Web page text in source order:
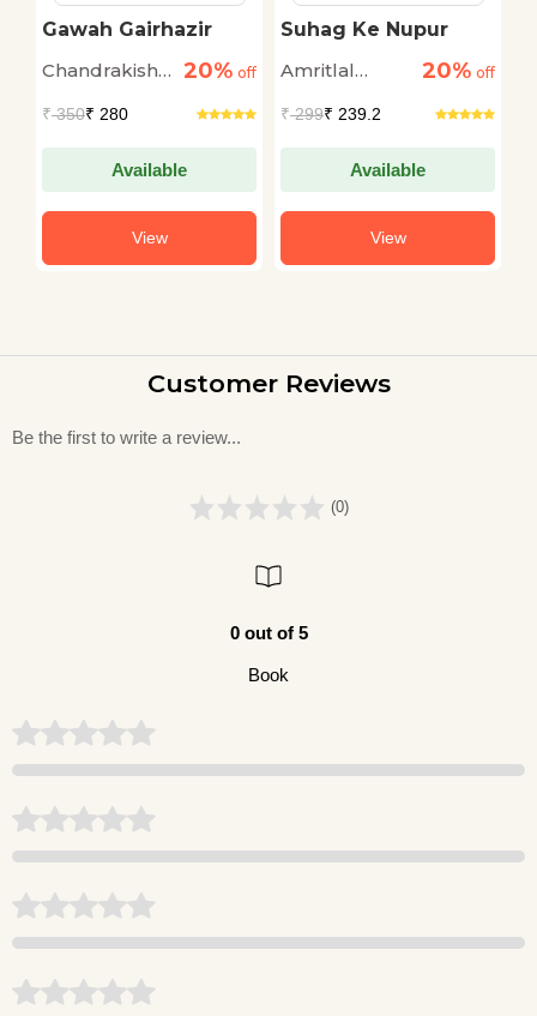
Gawah Gairhazir
Chandrakishore20% off
₹350₹ 280
Available
View
Suhag Ke Nupur
Amritlal
20% off
₹299₹ 239.2
Available
View
Customer Reviews
Be the first to write a review...
(0)
0 out of 5
Book